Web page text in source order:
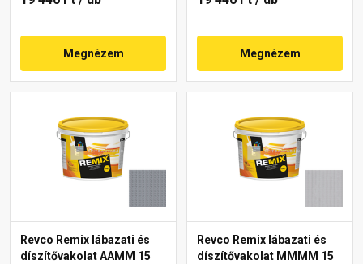
Megnézem Megnézem
Revco Remix lábazati és
díszítővakolat AAMM 15
Revco Remix lábazati és
díszítővakolat MMMM 15